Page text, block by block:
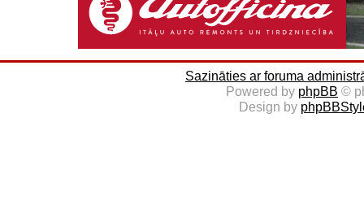
Sazināties ar foruma
Powered by phpBB ©
Design by